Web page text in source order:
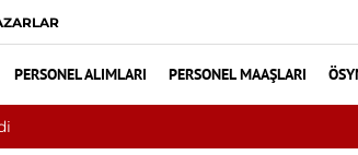
PERSONEL ALIMLARI PERSONEL MAAŞLARI
60 Dikişle Uyandı